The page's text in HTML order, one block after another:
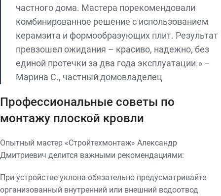
частного дома. Мастера порекомендовали
комбинированное решение с использованием
керамзита и формообразующих плит. Результат
превзошел ожидания – красиво, надежно, без
единой протечки за два года эксплуатации.» –
Марина С., частный домовладелец
Профессиональные советы по
монтажу плоской кровли
Опытный мастер «Стройтехмонтаж» Александр
Дмитриевич делится важными рекомендациями:
При устройстве уклона обязательно предусматривайте
организованный внутренний или внешний водоотвод